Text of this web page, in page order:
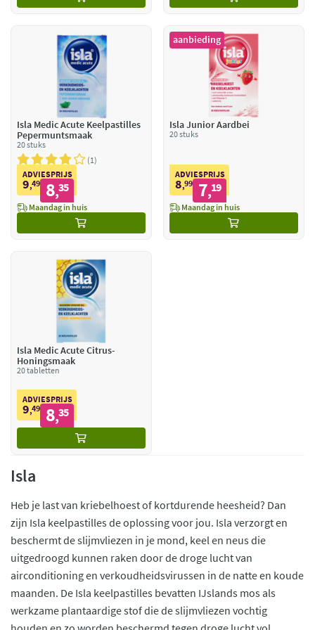
Isla Medic Acute Keelpastilles
Pepermuntsmaak
20 stuks
1
ADVIESPRIJS
9,49 8,35
Maandag in huis
aanbieding
Isla Junior Aardbei
20 stuks
ADVIESPRIJS
8,99 7,19
Maandag in huis
Isla Medic Acute Citrus-
Honingsmaak
20 tabletten
ADVIESPRIJS
9,49 8,35
Isla
Heb je last van kriebelhoest of kortdurende heesheid? Dan
zijn Isla keelpastilles de oplossing voor jou. Isla verzorgt en
beschermt de slijmvliezen in je mond, keel en neus die
uitgedroogd kunnen raken door de droge lucht van
airconditioning en verkoudheidsvirussen in de natte en koude
maanden. De Isla keelpastilles bevatten IJslands mos als
werkzame plantaardige stof die de slijmvliezen vochtig